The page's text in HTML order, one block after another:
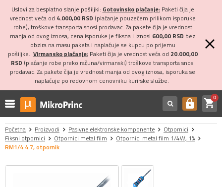
Uslovi za besplatno slanje pošiljki: Gotovinsko plaćanje:Paketi čija je
vrednost veća od 4.000,00 RSD (plaćanje pouzećem prilikom isporuke
robe), troškove transporta snosi prodavac. Za pakete čija je vrednost
manja od ovog iznosa, cena isporuke je fiksna i iznosi 600,00 RSD bez
obzira na masu paketa i naplaćuje se kupcu po prijemu
pošiljke. Virmansko plaćanje:Paketi čija je vrednost veća od 20.000,00
RSD (plaćanje robe preko računa/virmanski) troškove transporta snosi
prodavac. Za pakete čija je vrednost manja od ovog iznosa, isporuka se
naplaćuje po redovnom cenovniku kurirske službe.
https shopping_cart0
Početna Proizvodi Pasivne elektronske komponente
Otpornici
Fiksni otpornici
Otpornici metal film
Otpornici metal film 1/4W, 1%
RM1/4 4.7, otpornik